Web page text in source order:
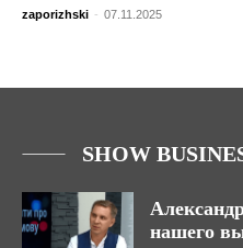
zaporizhski - 07.11.2025
SHOW
нашего